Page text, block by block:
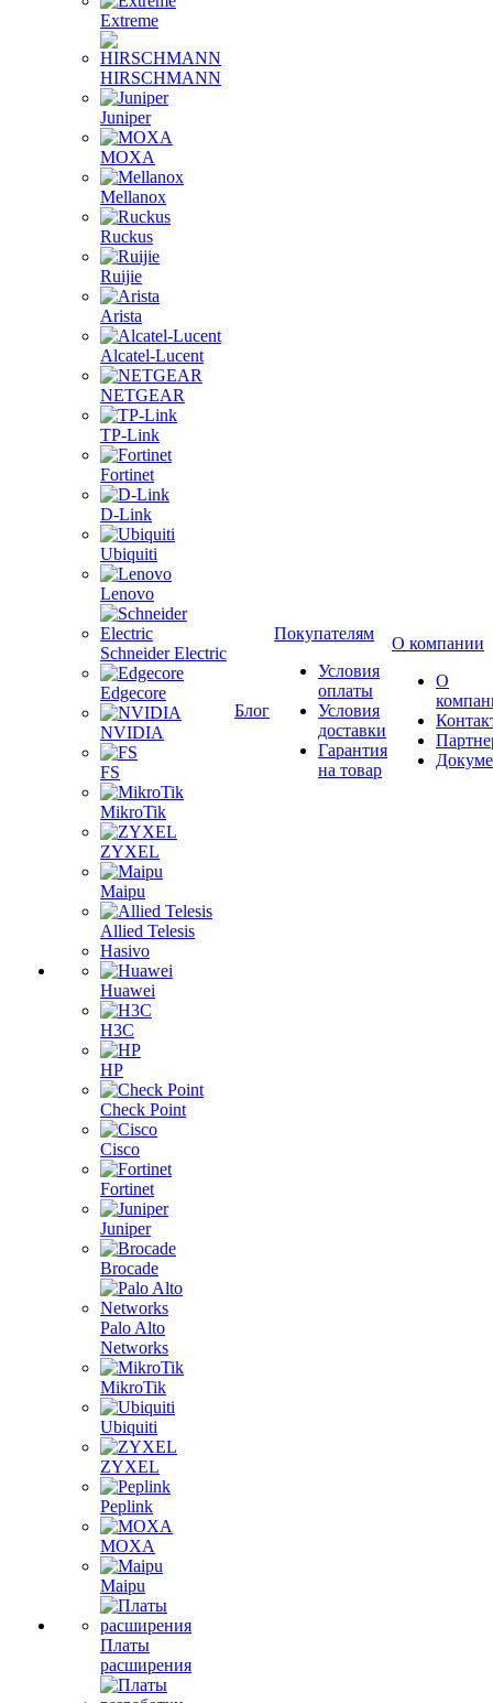
Extreme
HIRSCHMANN
Juniper
MOXA
Mellanox
Ruckus
Ruijie
Arista
Alcatel-Lucent
NETGEAR
TP-Link
Fortinet
D-Link
Ubiquiti
Lenovo
Schneider Electric
Edgecore
NVIDIA
FS
MikroTik
ZYXEL
Maipu
Allied Telesis
Hasivo
Huawei
H3C
HP
Check Point
Cisco
Fortinet
Juniper
Brocade
Palo Alto
Networks
MikroTik
Ubiquiti
ZYXEL
Peplink
MOXA
Maipu
Платы
расширения
Блог
Покупателям
Условия
оплаты
Условия
доставки
Гарантия
на товар
О компании
О